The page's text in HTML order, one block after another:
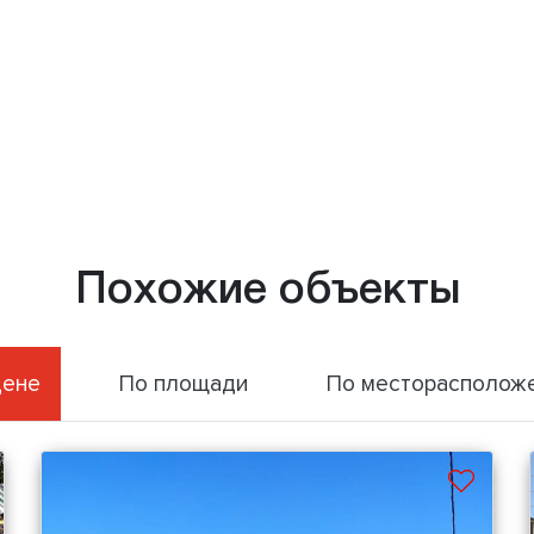
Похожие объекты
По площади По